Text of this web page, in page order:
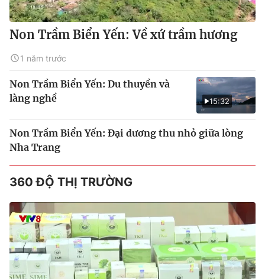
Non Trầm Biển Yến: Về xứ trầm hương
1 năm trước
15:32
Non Trầm Biển Yến: Du thuyền và
làng nghề
Non Trầm Biển Yến: Đại dương thu nhỏ giữa lòng
Nha Trang
360 ĐỘ THỊ TRƯỜNG